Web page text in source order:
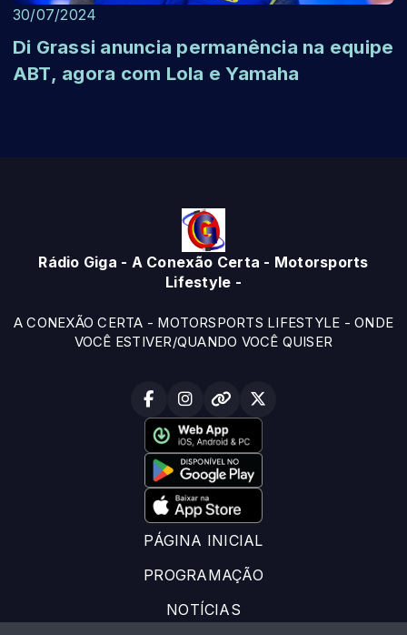
30/07/2024
Di Grassi anuncia permanência na equipe
ABT, agora com Lola e Yamaha
Rádio Giga - A Conexão Certa - Motorsports
Lifestyle -
A CONEXÃO CERTA - MOTORSPORTS LIFESTYLE - ONDE
VOCÊ ESTIVER/QUANDO VOCÊ QUISER
PÁGINA INICIAL
PROGRAMAÇÃO
NOTÍCIAS